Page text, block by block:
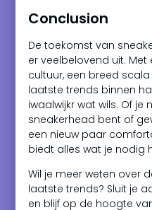
Conclusion
De toekomst van
er veelbelovend uit.
cultuur, een breed
laatste trends binnen
iwaalwijkr wat wils. Of
sneakerhead bent of
een nieuw paar
biedt alles wat je nodig
Wil je meer weten over
laatste trends? Sluit je
en blijf op de hoogte